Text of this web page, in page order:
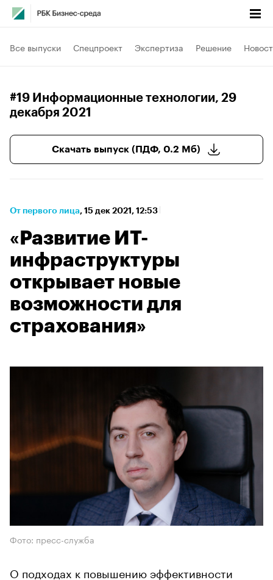
Все выпуски Спецпроект Экспертиза Решение
#19 Информационные технологии, 29
декабря 2021
Скачать выпуск (ПДФ, 0.2 Мб)
От первого лица⁠, 15 дек 2021, 12:53
«Развитие ИТ-
инфраструктуры
открывает новые
возможности для
страхования»
Фото: пресс-служба
О подходах к повышению эффективности